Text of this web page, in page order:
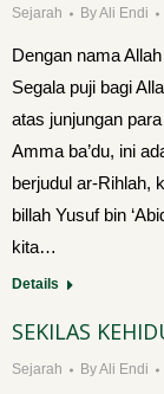
Sejarah ByAli Endi
Dengan nama
Segala puji bagi
atas junjungan
Amma ba’du, ini
berjudul ar-Rihlah,
billah Yusuf bin
kita…
Details
SEKILAS
Sejarah ByAli Endi